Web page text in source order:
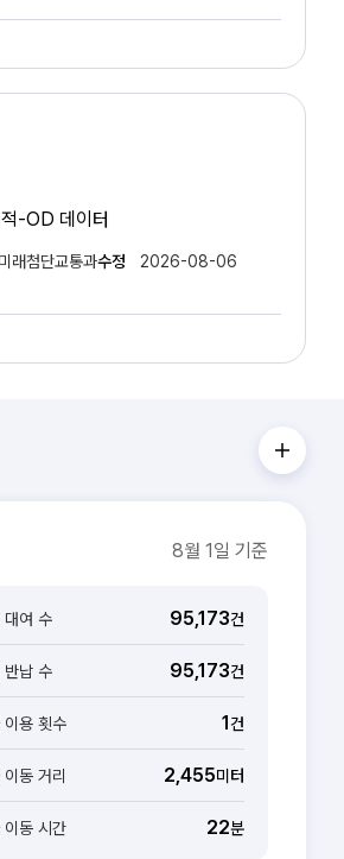
-OD 데이터
미래첨단교통과수정
2026-08-06
8월 1일 기준
대여 수 95,173건
반납 수 95,173건
이용 횟수 1건
이동 거리 2,455미터
이동 시간 22분